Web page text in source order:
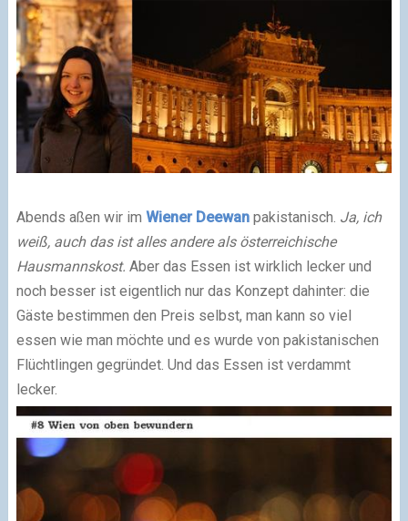
Abends aßen wir im Wiener Deewanpakistanisch. Ja, ich
weiß, auch das ist alles andere als österreichische
Hausmannskost. Aber das Essen ist wirklich lecker und
noch besser ist eigentlich nur das Konzept dahinter: die
Gäste bestimmen den Preis selbst, man kann so viel
essen wie man möchte und es wurde von pakistanischen
Flüchtlingen gegründet. Und das Essen ist verdammt
lecker.